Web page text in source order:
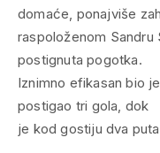
domaće, ponajviše
raspoloženom Sandru
postignuta pogotka.
Iznimno efikasan bio
postigao tri gola, dok
je kod gostiju dva